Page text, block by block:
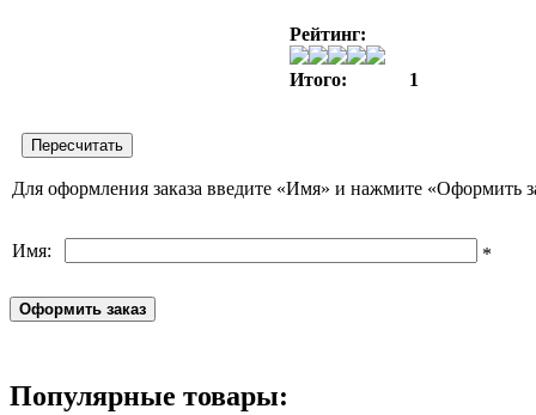
Рейтинг:
Итого: 1
Для оформления заказа введите «Имя» и нажмите «Оформить
Имя: *
Популярные товары: